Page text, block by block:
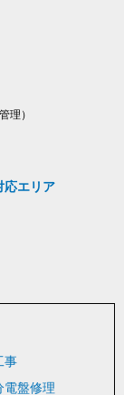
理）
応エリア
事
電盤修理